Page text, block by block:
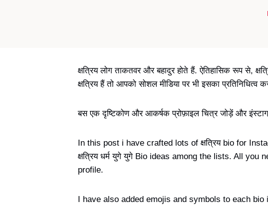
क्षत्रिय लोग ताकतवर और बहादुर होते हैं. ऐतिहासिक रूप से,
क्षत्रिय हैं तो आपको सोशल मीडिया पर भी इसका
बस एक दृष्टिकोण और आकर्षक प्रोफ़ाइल चित्र जोड़ें और
In this post i have crafted lots of क्षत्रिय bio for
क्षत्रिय धर्म युगे युगे Bio ideas among the lists. All
profile.
I have also added emojis and symbols to each